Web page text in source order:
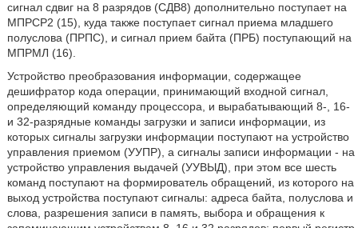
сигнал сдвиг на 8 разрядов (СДВ8) дополнительно поступает на
МПРСР2 (15), куда также поступает сигнал приема младшего
полуслова (ПРПС), и сигнал прием байта (ПРБ) поступающий на
МПРМЛ (16).
Устройство преобразования информации, содержащее
дешифратор кода операции, принимающий входной сигнал,
определяющий команду процессора, и вырабатывающий 8-, 16-
и 32-разрядные команды загрузки и записи информации, из
которых сигналы загрузки информации поступают на устройство
управления приемом (УУПР), а сигналы записи информации - на
устройство управления выдачей (УУВЫД), при этом все шесть
команд поступают на формирователь обращений, из которого на
выход устройства поступают сигналы: адреса байта, полуслова и
слова, разрешения записи в память, выбора и обращения к